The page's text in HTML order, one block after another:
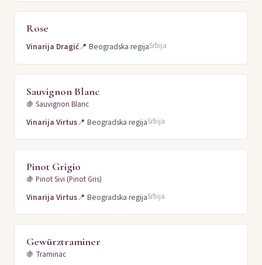
Rose
Vinarija Dragić📍 Beogradska regijaSrbija
Sauvignon Blanc
🍇 Sauvignon Blanc
Vinarija Virtus📍 Beogradska regijaSrbija
Pinot Grigio
🍇 Pinot Sivi (Pinot Gris)
Vinarija Virtus📍 Beogradska regijaSrbija
Gewürztraminer
🍇 Traminac